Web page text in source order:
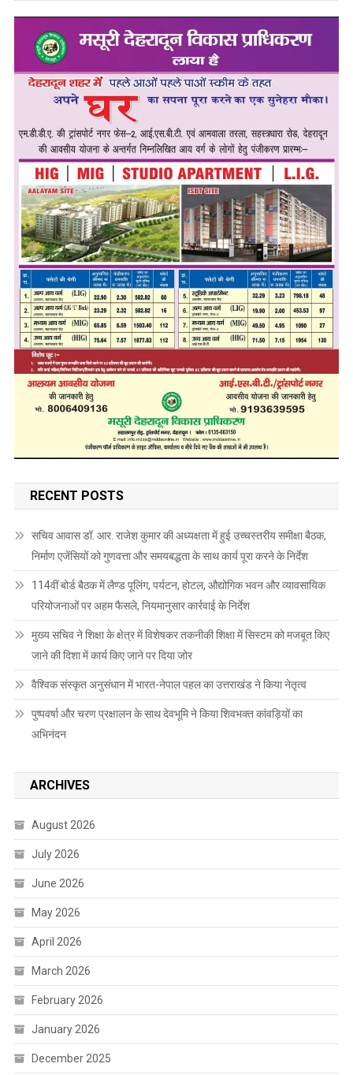
RECENT POSTS
सचिव आवास डॉ. आर. राजेश कुमार की अध्यक्षता में हुई उच्चस्तरीय समीक्षा बैठक,
निर्माण एजेंसियों को गुणवत्ता और समयबद्धता के साथ कार्य पूरा करने के निर्देश
114वीं बोर्ड बैठक में लैण्ड पूलिंग, पर्यटन, होटल, औद्योगिक भवन और व्यावसायिक
परियोजनाओं पर अहम फैसले, नियमानुसार कार्रवाई के निर्देश
मुख्य सचिव ने शिक्षा के क्षेत्र में विशेषकर तकनीकी शिक्षा में सिस्टम को मजबूत किए
जाने की दिशा में कार्य किए जाने पर दिया जोर
वैश्विक संस्कृत अनुसंधान में भारत-नेपाल पहल का उत्तराखंड ने किया नेतृत्व
पुष्पवर्षा और चरण प्रक्षालन के साथ देवभूमि ने किया शिवभक्त कांवड़ियों का
अभिनंदन
ARCHIVES
August 2026
July 2026
June 2026
May 2026
April 2026
March 2026
February 2026
January 2026
December 2025